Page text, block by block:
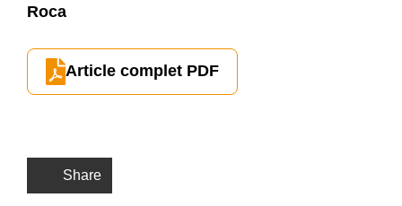
Roca
Article complet PDF
Share